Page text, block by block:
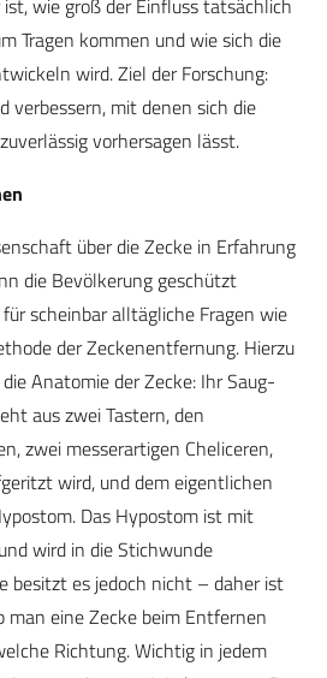
wie groß der Einfluss tatsächlich
Tragen kommen und wie sich die
wird. Ziel der Forschung:
verbessern, mit denen sich die
vorhersagen lässt.
über die Zecke in Erfahrung
die Bevölkerung geschützt
scheinbar alltägliche Fragen wie
der Zeckenentfernung. Hierzu
Anatomie der Zecke: Ihr Saug-
aus zwei Tastern, den
zwei messerartigen Cheliceren,
wird, und dem eigentlichen
Das Hypostom ist mit
wird in die Stichwunde
besitzt es jedoch nicht – daher ist
man eine Zecke beim Entfernen
Richtung. Wichtig in jedem